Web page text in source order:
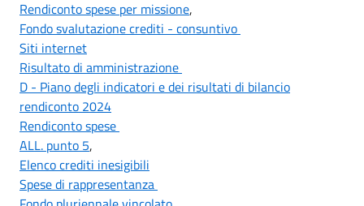
Rendiconto spese per missione,
Fondo svalutazione crediti - consuntivo
Siti internet
Risultato di amministrazione
D - Piano degli indicatori e dei risultati di bilancio
rendiconto 2024
Rendiconto spese
ALL. punto 5,
Elenco crediti inesigibili
Spese di rappresentanza